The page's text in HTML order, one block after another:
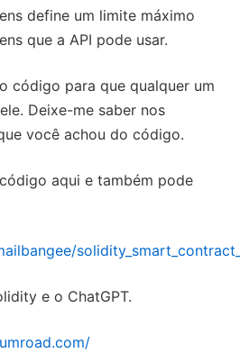
define um limite máximo
que a API pode usar.
código para que qualquer um
Deixe-me saber nos
você achou do código.
aqui e também pode
e o ChatGPT.